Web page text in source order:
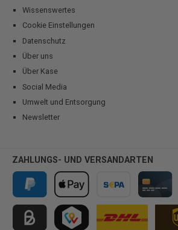
Wissenswertes
Cookie Einstellungen
Datenschutz
Über uns
Über Kase
Social Media
Umwelt und Entsorgung
Newsletter
ZAHLUNGS- UND VERSANDARTEN
PayPal Apple Pay Vorkasse Kreditkarte